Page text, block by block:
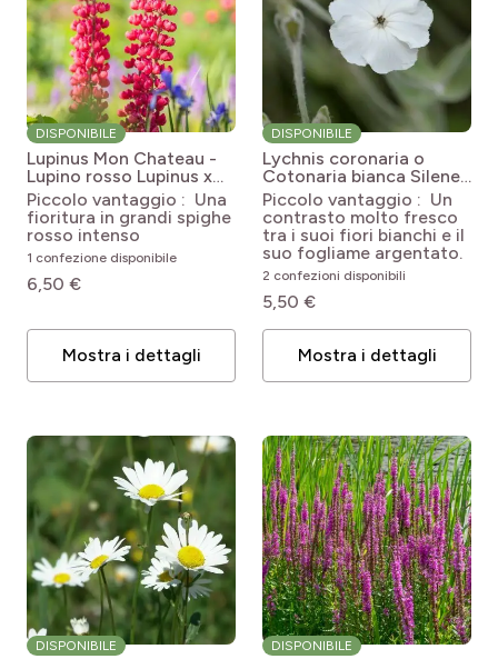
DISPONIBILE
Lupinus Mon Chateau -
Lupino rosso Lupinus x
polyphyllus My Castle
(Mon Château)
Piccolo vantaggio : Una
fioritura in grandi spighe
rosso intenso
1 confezione disponibile
6,50 €
Mostra i dettagli
DISPONIBILE
Lychnis coronaria o
Cotonaria bianca Silene
coronaria Alba
Piccolo vantaggio : Un
contrasto molto fresco
tra i suoi fiori bianchi e il
suo fogliame argentato.
2 confezioni disponibili
5,50 €
Mostra i dettagli
DISPONIBILE DISPONIBILE